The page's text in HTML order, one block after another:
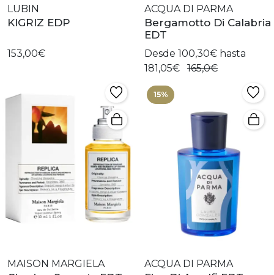
LUBIN
KIGRIZ EDP
153,00€
ACQUA DI PARMA
Bergamotto Di Calabria
EDT
Desde 100,30€ hasta
181,05€
165,0€
MAISON MARGIELA
15%
ACQUA DI PARMA